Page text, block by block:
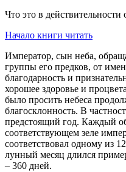
Что это в действительности
Начало книги читать
Император, сын неба,
группы его предков, от
благодарность и
хорошее здоровье и
было просить небеса
благосклонность. В
предстоящий год. Каждый
соответствующем зеле
соответствовал одному из
лунный месяц длился
– 360 дней.